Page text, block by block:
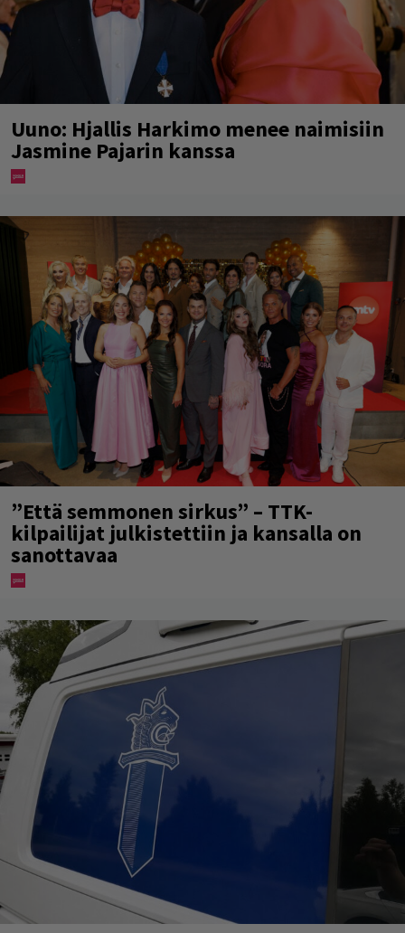
Uuno: Hjallis Harkimo menee naimisiin
Jasmine Pajarin kanssa
”Että semmonen sirkus” – TTK-
kilpailijat julkistettiin ja kansalla on
sanottavaa